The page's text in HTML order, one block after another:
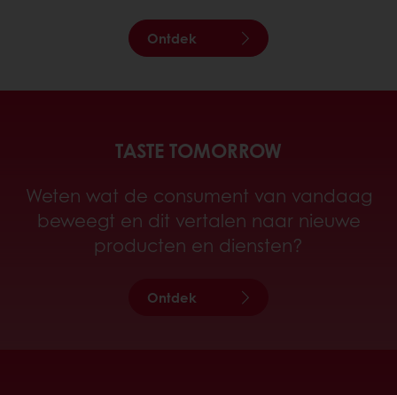
Ontdek
TASTE TOMORROW
Weten wat de consument van vandaag
beweegt en dit vertalen naar nieuwe
producten en diensten?
Ontdek